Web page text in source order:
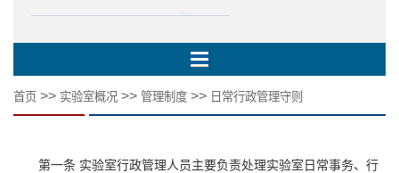
首页 >> 实验室概况 >> 管理制度 >> 日常行政管理守则
第一条 实验室行政管理人员主要负责处理实验室日常事务、行